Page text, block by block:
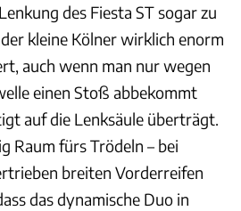
des Fiesta ST sogar zu
kleine Kölner wirklich enorm
auch wenn man nur wegen
einen Stoß abbekommt
auf die Lenksäule überträgt.
Raum fürs Trödeln – bei
breiten Vorderreifen
das dynamische Duo in